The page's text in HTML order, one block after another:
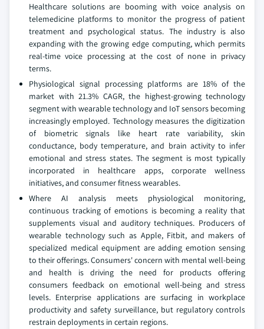
Healthcare solutions are booming with voice analysis on
telemedicine platforms to monitor the progress of patient
treatment and psychological status. The industry is also
expanding with the growing edge computing, which permits
real-time voice processing at the cost of none in privacy
terms.
Physiological signal processing platforms are 18% of the
market with 21.3% CAGR, the highest-growing technology
segment with wearable technology and IoT sensors becoming
increasingly employed. Technology measures the digitization
of biometric signals like heart rate variability, skin
conductance, body temperature, and brain activity to infer
emotional and stress states. The segment is most typically
incorporated in healthcare apps, corporate wellness
initiatives, and consumer fitness wearables.
Where AI analysis meets physiological monitoring,
continuous tracking of emotions is becoming a reality that
supplements visual and auditory techniques. Producers of
wearable technology such as Apple, Fitbit, and makers of
specialized medical equipment are adding emotion sensing
to their offerings. Consumers' concern with mental well-being
and health is driving the need for products offering
consumers feedback on emotional well-being and stress
levels. Enterprise applications are surfacing in workplace
productivity and safety surveillance, but regulatory controls
restrain deployments in certain regions.